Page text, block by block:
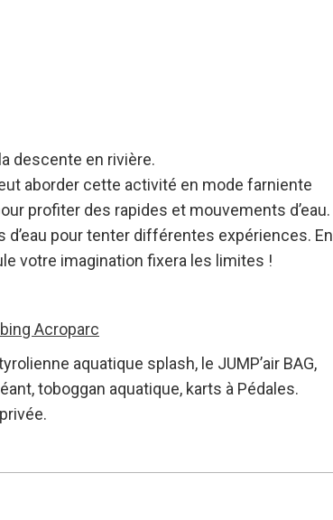
descente en rivière.
aborder cette activité en mode farniente
profiter des rapides et mouvements d’eau.
pour tenter différentes expériences. En
votre imagination fixera les limites !
Acroparc
aquatique splash, l e JUMP’air BAG,
toboggan aquatique, karts à Pédales.